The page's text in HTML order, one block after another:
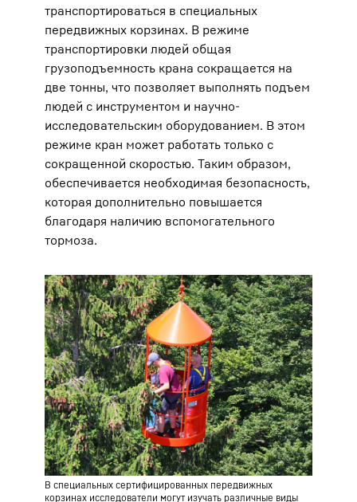
транспортироваться в специальных
передвижных корзинах. В режиме
транспортировки людей общая
грузоподъемность крана сокращается на
две тонны, что позволяет выполнять подъем
людей с инструментом и научно-
исследовательским оборудованием. В этом
режиме кран может работать только с
сокращенной скоростью. Таким образом,
обеспечивается необходимая безопасность,
которая дополнительно повышается
благодаря наличию вспомогательного
тормоза.
В специальных сертифицированных передвижных
корзинах исследователи могут изучать различные виды